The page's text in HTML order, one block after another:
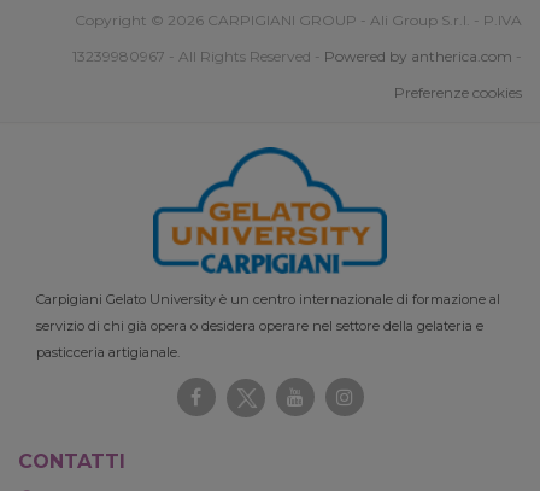
Copyright © 2026 CARPIGIANI GROUP - Ali Group S.r.l. - P.IVA
13239980967 - All Rights Reserved - Powered by antherica.com -
Preferenze cookies
Carpigiani Gelato University è un centro internazionale di formazione al
servizio di chi già opera o desidera operare nel settore della gelateria e
pasticceria artigianale.
CONTATTI